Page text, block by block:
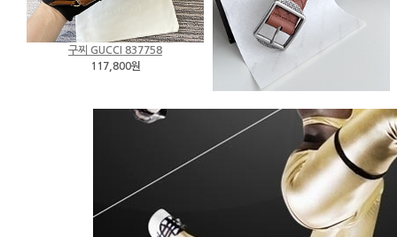
보테가베네타 Bottega Veneta 벨..
에르메스 Hermès 벨트 2505..
98,800원